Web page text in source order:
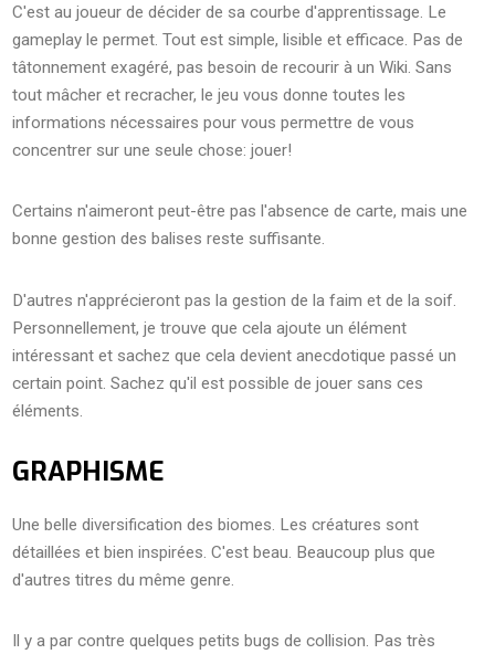
C'est au joueur de décider de sa courbe d'apprentissage. Le
gameplay le permet. Tout est simple, lisible et efficace. Pas de
tâtonnement exagéré, pas besoin de recourir à un Wiki. Sans
tout mâcher et recracher, le jeu vous donne toutes les
informations nécessaires pour vous permettre de vous
concentrer sur une seule chose: jouer!
Certains n'aimeront peut-être pas l'absence de carte, mais une
bonne gestion des balises reste suffisante.
D'autres n'apprécieront pas la gestion de la faim et de la soif.
Personnellement, je trouve que cela ajoute un élément
intéressant et sachez que cela devient anecdotique passé un
certain point. Sachez qu'il est possible de jouer sans ces
éléments.
GRAPHISME
Une belle diversification des biomes. Les créatures sont
détaillées et bien inspirées. C'est beau. Beaucoup plus que
d'autres titres du même genre.
Il y a par contre quelques petits bugs de collision. Pas très